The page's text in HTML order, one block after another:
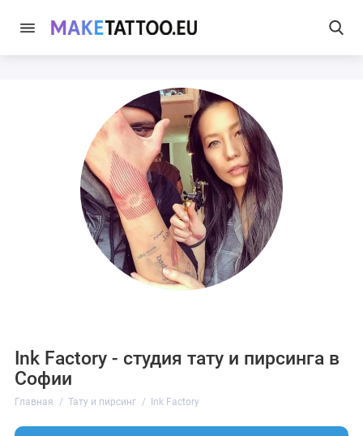
Ink Factory - студия тату и пирсинга в
Софии
Главная Тату и пирсинг Ink Factory